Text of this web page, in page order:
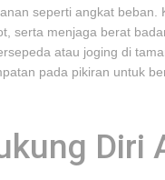
seperti angkat beban.
serta menjaga berat
atau joging di
pada pikiran untuk
Diri